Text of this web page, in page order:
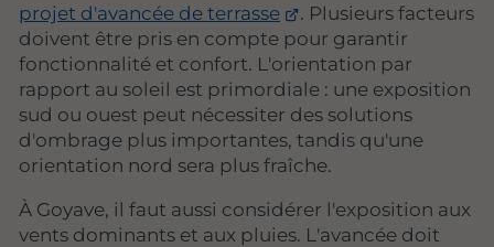
projet d'avancée de terrasse
. Plusieurs facteurs
doivent être pris en compte pour garantir
fonctionnalité et confort. L'orientation par
rapport au soleil est primordiale : une exposition
sud ou ouest peut nécessiter des solutions
d'ombrage plus importantes, tandis qu'une
orientation nord sera plus fraîche.
À Goyave, il faut aussi considérer l'exposition aux
vents dominants et aux pluies. L'avancée doit